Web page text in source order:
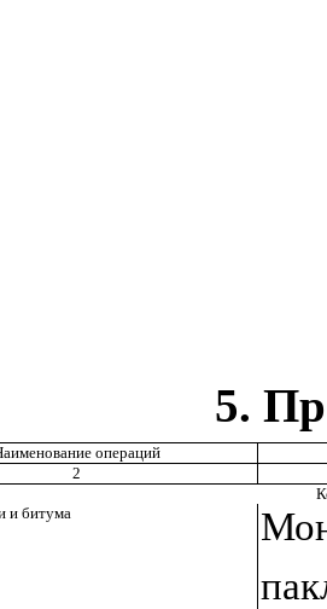
5.
операций
2
и битума